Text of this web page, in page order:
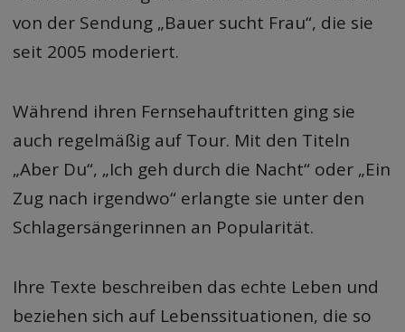
von der Sendung „Bauer sucht Frau“, die sie
seit 2005 moderiert.
Während ihren Fernsehauftritten ging sie
auch regelmäßig auf Tour. Mit den Titeln
„Aber Du“, „Ich geh durch die Nacht“ oder „Ein
Zug nach irgendwo“ erlangte sie unter den
Schlagersängerinnen an Popularität.
Ihre Texte beschreiben das echte Leben und
beziehen sich auf Lebenssituationen, die so